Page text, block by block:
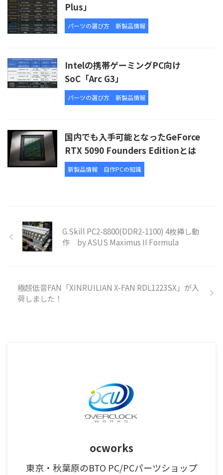
Plus」
パーツの選び方 新製品情報
Intelの携帯ゲーミングPC向け
SoC「Arc G3」
パーツの選び方 新製品情報
国内でも入手可能となったGeForce
RTX 5090 Founders Editionとは
新製品情報 自作PCの知識
G.Skill PC2-8800(DDR2-1100) 4枚挿し動
作 by ASUS Maximus II Formula
極超低音FAN「XINRUILIAN X-FAN RDL1223SX」が入
荷しました！
ocworks
東京・秋葉原のBTO PC/PCパーツショップ